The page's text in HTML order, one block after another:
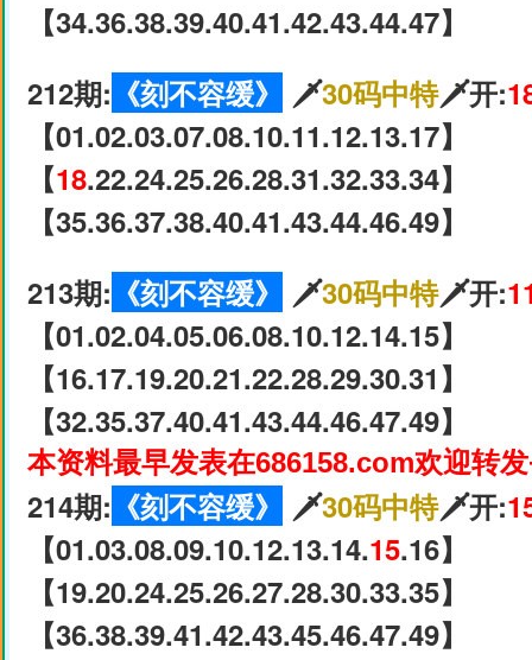
【34.36.38.39.40.41.42.43.44.47】
212期: 《刻不容缓》 🗡30码中特🗡开:
【01.02.03.07.08.10.11.12.13.17】
【18.22.24.25.26.28.31.32.33.34】
【35.36.37.38.40.41.43.44.46.49】
213期: 《刻不容缓》 🗡30码中特🗡开:
【01.02.04.05.06.08.10.12.14.15】
【16.17.19.20.21.22.28.29.30.31】
【32.35.37.40.41.43.44.46.47.49】
本资料最早发表在686158.com欢迎转
214期: 《刻不容缓》 🗡30码中特🗡开:
【01.03.08.09.10.12.13.14.15.16】
【19.20.24.25.26.27.28.30.33.35】
【36.38.39.41.42.43.45.46.47.49】